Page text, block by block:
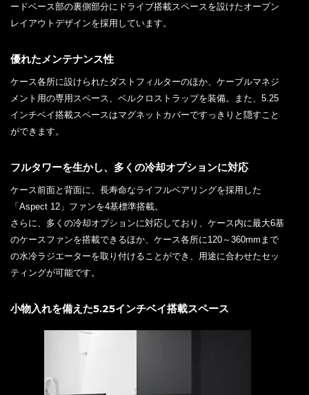
ードベース部の裏側部分にドライブ搭載スペースを設けたオープン
レイアウトデザインを採用しています。
優れたメンテナンス性
ケース各所に設けられたダストフィルターのほか、ケーブルマネジ
メント用の専用スペース、ベルクロストラップを装備。また、5.25
インチベイ搭載スペースはマグネットカバーですっきりと隠すこと
ができます。
フルタワーを生かし、多くの冷却オプションに対応
ケース前面と背面に、長寿命なライフルベアリングを採用した
「Aspect 12」ファンを4基標準搭載。
さらに、多くの冷却オプションに対応しており、ケース内に最大6基
のケースファンを搭載できるほか、ケース各所に120～360mmまで
の水冷ラジエーターを取り付けることができ、用途に合わせたセッ
ティングが可能です。
小物入れを備えた5.25インチベイ搭載スペース